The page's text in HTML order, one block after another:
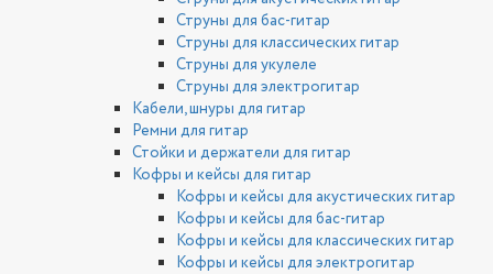
Струны для бас-гитар
Струны для классических гитар
Струны для укулеле
Струны для электрогитар
Кабели, шнуры для гитар
Ремни для гитар
Стойки и держатели для гитар
Кофры и кейсы для гитар
Кофры и кейсы для акустических гитар
Кофры и кейсы для бас-гитар
Кофры и кейсы для классических гитар
Кофры и кейсы для электрогитар